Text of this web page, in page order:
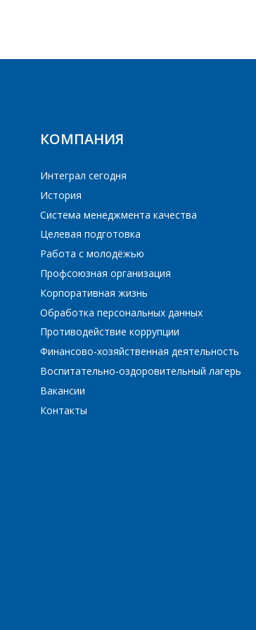
КОМПАНИЯ
Интеграл сегодня
История
Система менеджмента качества
Целевая подготовка
Работа с молодёжью
Профсоюзная организация
Корпоративная жизнь
Обработка персональных данных
Противодействие коррупции
Финансово-хозяйственная деятельность
Воспитательно-оздоровительный лагерь
Вакансии
Контакты